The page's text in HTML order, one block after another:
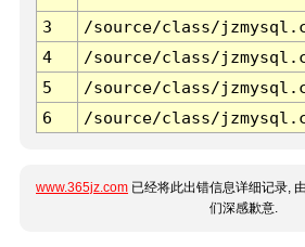
3 /source/class/
4
/source/class/
5
/source/class/
6
/source/class/
www.365jz.com 已经将此出错信息详细记录,
们深感歉意.